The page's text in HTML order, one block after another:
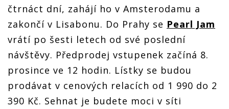
čtrnáct dní, zahájí ho v Amsterodamu a
zakončí v Lisabonu. Do Prahy se Pearl Jam
vrátí po šesti letech od své poslední
návštěvy. Předprodej vstupenek začíná 8.
prosince ve 12 hodin. Lístky se budou
prodávat v cenových relacích od 1 990 do 2
390 Kč. Sehnat je budete moci v síti